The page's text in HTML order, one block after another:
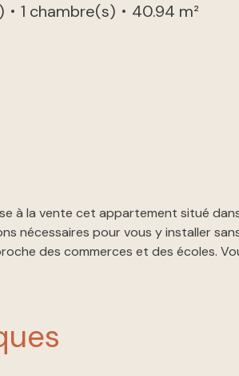
1 chambre(s)
40.94 m²
à la vente cet appartement situé
nécessaires pour vous y installer
des commerces et des écoles.